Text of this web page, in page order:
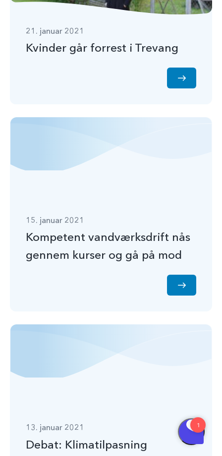
21. januar 2021
Kvinder går forrest i Trevang
15. januar 2021
Kompetent vandværksdrift nås
gennem kurser og gå på mod
13. januar 2021
Debat: Klimatilpasning